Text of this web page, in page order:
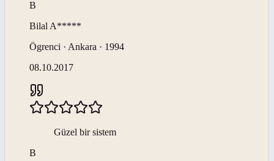
B
Bilal A*****
Ögrenci · Ankara · 1994
08.10.2017
Güzel bir sistem
B